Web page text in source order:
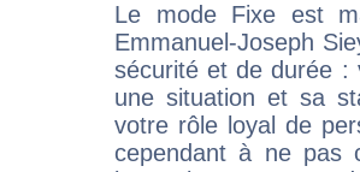
Le mode Fixe est
Emmanuel-Joseph
sécurité et de durée :
une situation et sa
votre rôle loyal de
cependant à ne pas